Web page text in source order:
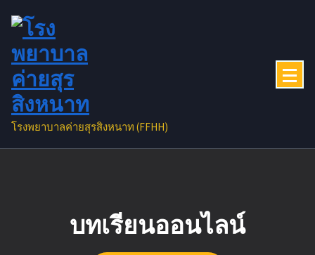
content
โรงพยาบาลค่ายสุรสิงหนาท (FFHH)
บทเรียนออนไลน์